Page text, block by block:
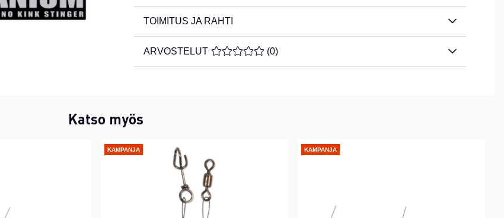
TOIMITUS JA RAHTI
ARVOSTELUT KESKIARVOLUOKITUS 0 / 5 ARVIOIDEN MÄÄRÄ 0
(0)
Katso myös
KAMPANJA KAMPANJA